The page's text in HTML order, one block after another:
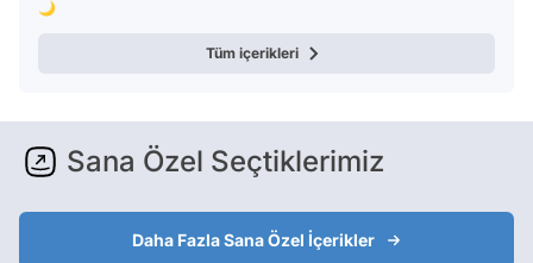
🌙
Tüm içerikleri
Sana Özel Seçtiklerimiz
Daha Fazla Sana Özel İçerikler